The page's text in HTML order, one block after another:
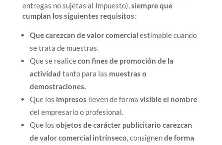
entregas no sujetas al Impuesto),siempre que
cumplan los siguientes requisitos:
Que carezcan de valor comercial estimable cuando
se trata de muestras.
Que se realicecon fines de promoción de la
actividad tanto para las muestras o
demostraciones.
Que los impresos lleven de forma visible el nombre
del empresario o profesional.
Que los objetos de carácter publicitario carezcan
de valor comercial intrínseco, consignende forma